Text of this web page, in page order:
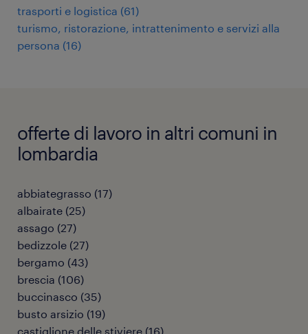
trasporti e logistica (61)
turismo, ristorazione, intrattenimento e servizi alla
persona (16)
offerte di lavoro in altri comuni in
lombardia
abbiategrasso (17)
albairate (25)
assago (27)
bedizzole (27)
bergamo (43)
brescia (106)
buccinasco (35)
busto arsizio (19)
castiglione delle stiviere (16)